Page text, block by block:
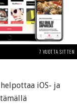
7 VUOTTA SITTEN
iOS- ja